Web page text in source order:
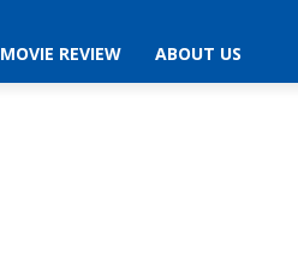
MOVIE REVIEW ABOUT US